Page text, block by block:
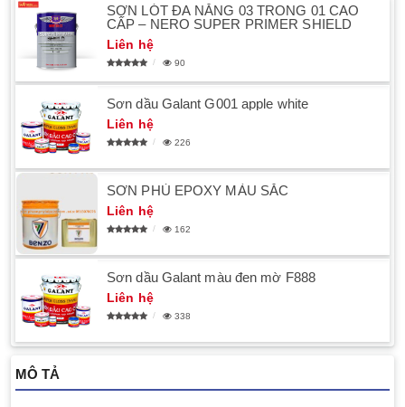
SƠN LÓT ĐA NĂNG 03 TRONG 01 CAO
CẤP – NERO SUPER PRIMER SHIELD
Liên hệ
90
Sơn dầu Galant G001 apple white
Liên hệ
226
SƠN PHỦ EPOXY MÀU SẮC
Liên hệ
162
Sơn dầu Galant màu đen mờ F888
Liên hệ
338
MÔ TẢ